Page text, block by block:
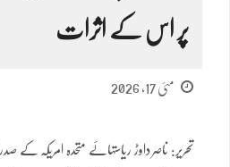
پر اس کے اثرات
مئی 17, 2026